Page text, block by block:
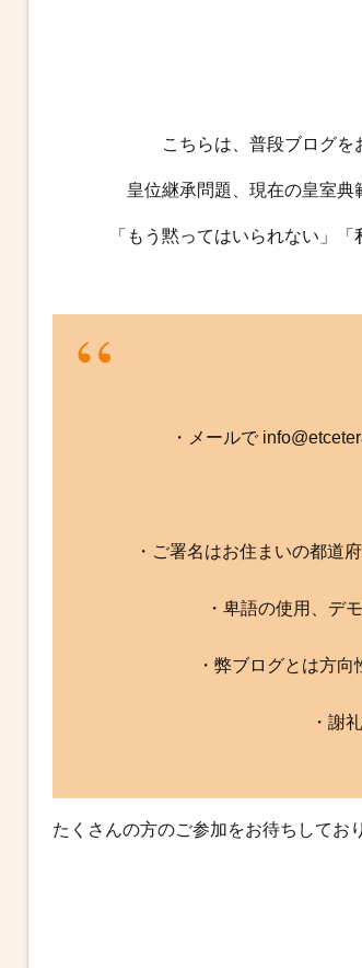
こちらは、普段ブログを
皇位継承問題、現在の皇室典
「もう黙ってはいられない」
・メールで
・ご署名はお住まいの都道
・卑語の使用、デ
・弊ブログとは方
・謝
たくさんの方のご参加をお待ちしてお